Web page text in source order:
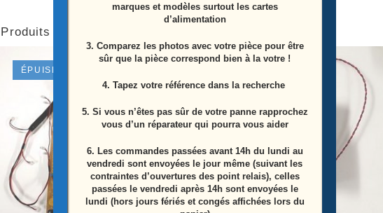
Produits similaires
ÉPUISÉ
marques et modèles surtout les cartes
d’alimentation
3. Comparez les photos avec votre pièce pour être
sûr que la pièce correspond bien à la votre !
4. Tapez votre référence dans la recherche
5. Si vous n’êtes pas sûr de votre panne rapprochez
vous d’un réparateur qui pourra vous aider
6. Les commandes passées avant 14h du lundi au
vendredi sont envoyées le jour même (suivant les
contraintes d’ouvertures des point relais), celles
passées le vendredi après 14h sont envoyées le
lundi (hors jours fériés et congés affichées lors du